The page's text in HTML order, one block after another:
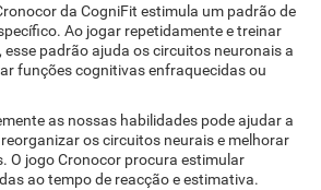
da CogniFit estimula um padrão de
Ao jogar repetidamente e treinar
padrão ajuda os circuitos neuronais a
funções cognitivas enfraquecidas ou
as nossas habilidades pode ajudar a
os circuitos neurais e melhorar
O jogo Cronocor procura estimular
ao tempo de reacção e estimativa.